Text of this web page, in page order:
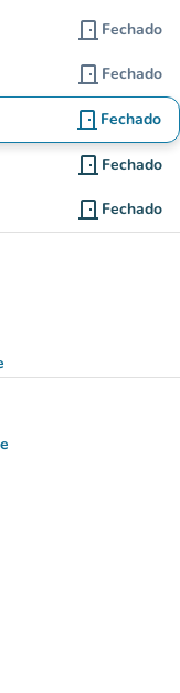
door_front Fechado
door_front Fechado
door_front Fechado
door_front Fechado
door_front Fechado